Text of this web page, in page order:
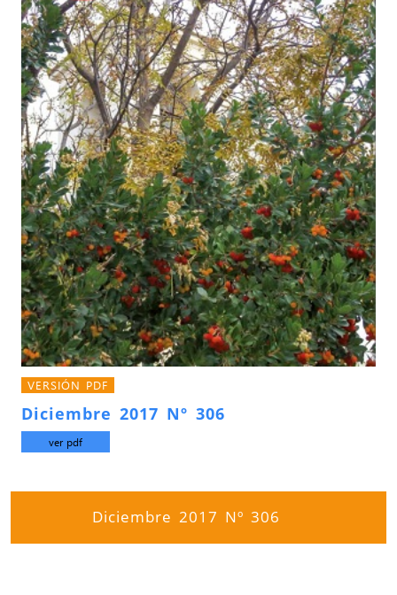
VERSIÓN PDF
Diciembre 2017 Nº 306
ver pdf
Diciembre 2017 Nº 306